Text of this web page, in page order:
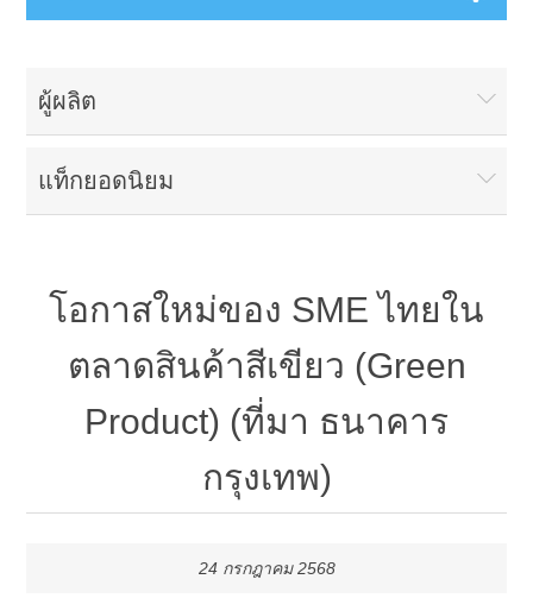
ผู้ผลิต
แท็กยอดนิยม
โอกาสใหม่ของ SME ไทยใน
ตลาดสินค้าสีเขียว (Green
Product) (ที่มา ธนาคาร
กรุงเทพ)
24 กรกฎาคม 2568